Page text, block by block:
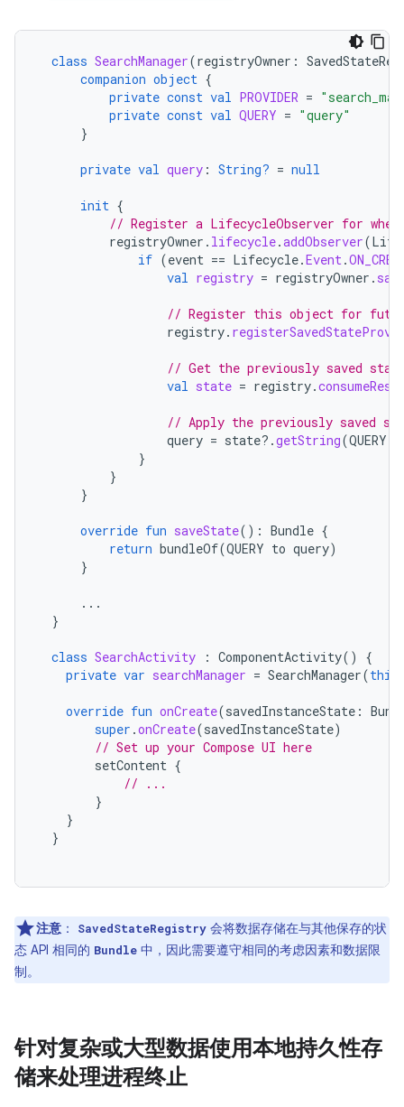
class SearchManager(registryOwner :
companion object {
private const val PROVIDER =
private const val QUERY = "query"
}
private val query : String? = null
init {
// Register a LifecycleObserver for when
registryOwner . lifecycle.addObserver(
if (event == Lifecycle.Event.
val registry = registryOwner .
// Register this object for
registry.
// Get the previously saved
val state = registry.
// Apply the previously saved
query = state?.getString(QUERY
}
}
}
override fun saveState(): Bundle {
return bundleOf(QUERY to query)
}
...
}
class SearchActivity : ComponentActivity()
{
private var searchManager = SearchManager(this
override fun onCreate(savedInstanceState :
super .onCreate(savedInstanceState)
// Set up your Compose UI here
setContent {
// ...
}
}
}
注意 ： SavedStateRegistry 会将数据存储在与其他保存的状
态 API 相同的 Bundle 中，因此需要遵守相同的考虑因素和数据限
制。
针对复杂或大型数据使用本地持久性存
储来处理进程终止